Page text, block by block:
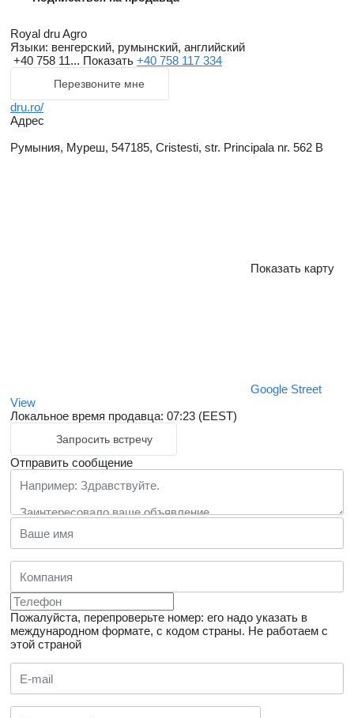
Royal dru Agro
Языки: венгерский, румынский, английский
+40 758 11... Показать +40 758 117 334
Перезвоните мне
dru.ro/
Адрес
Румыния, Муреш, 547185, Cristesti, str. Principala nr. 562 B
Показать карту
Google Street
View
Локальное время продавца: 07:23 (EEST)
Запросить встречу
Отправить сообщение
Пожалуйста, перепроверьте номер: его надо указать в
международном формате, с кодом страны. Не работаем с
этой страной